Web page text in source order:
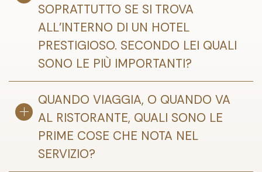
SOPRATTUTTO SE SI TROVA
ALL'INTERNO DI UN HOTEL
PRESTIGIOSO. SECONDO LEI QUALI
SONO LE PIÙ IMPORTANTI?
QUANDO VIAGGIA, O QUANDO VA
AL RISTORANTE, QUALI SONO LE
PRIME COSE CHE NOTA NEL
SERVIZIO?